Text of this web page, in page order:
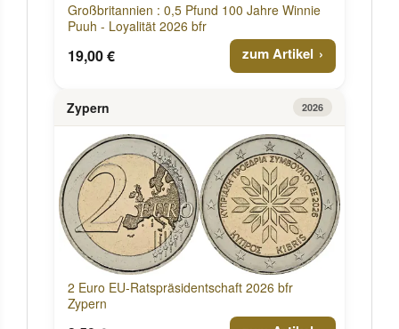
Großbritannien : 0,5 Pfund 100 Jahre Winnie
Puuh - Loyalität 2026 bfr
19,00 € zum Artikel
Zypern 2026
2 Euro EU-Ratspräsidentschaft 2026 bfr
Zypern